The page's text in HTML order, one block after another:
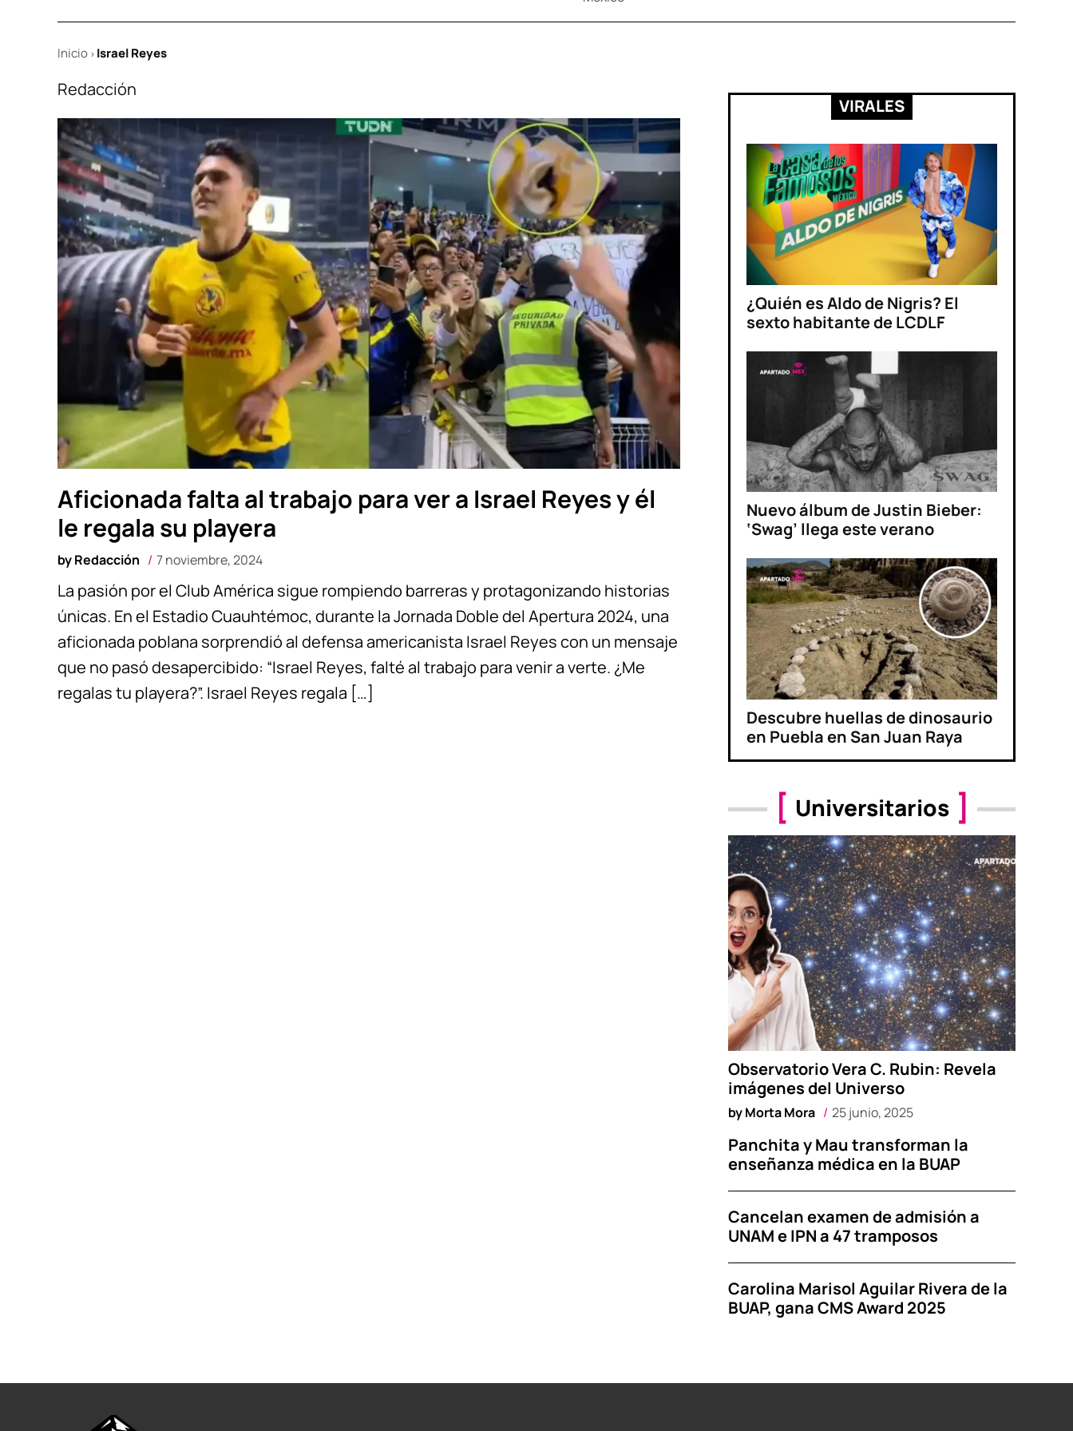
Inicio > Israel Reyes
Redacción
Aficionada falta al trabajo para ver a Israel Reyes y él
le regala su playera
byRedacción 7 noviembre, 2024
La pasión por el Club América sigue rompiendo barreras y protagonizando historias
únicas. En el Estadio Cuauhtémoc, durante la Jornada Doble del Apertura 2024, una
aficionada poblana sorprendió al defensa americanista Israel Reyes con un mensaje
que no pasó desapercibido: “Israel Reyes, falté al trabajo para venir a verte. ¿Me
regalas tu playera?”. Israel Reyes regala […]
VIRALES
¿Quién es Aldo de Nigris? El
sexto habitante de LCDLF
Nuevo álbum de Justin Bieber:
‘Swag’ llega este verano
Descubre huellas de dinosaurio
en Puebla en San Juan Raya
Universitarios
Observatorio Vera C. Rubin: Revela
imágenes del Universo
byMorta Mora 25 junio, 2025
Panchita y Mau transforman la
enseñanza médica en la BUAP
Cancelan examen de admisión a
UNAM e IPN a 47 tramposos
Carolina Marisol Aguilar Rivera de la
BUAP, gana CMS Award 2025